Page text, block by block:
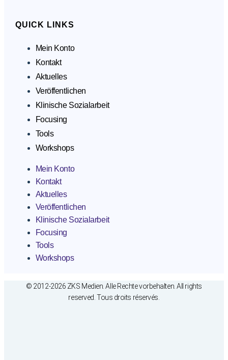
QUICK LINKS
Mein Konto
Kontakt
Aktuelles
Veröffentlichen
Klinische Sozialarbeit
Focusing
Tools
Workshops
Mein Konto
Kontakt
Aktuelles
Veröffentlichen
Klinische Sozialarbeit
Focusing
Tools
Workshops
© 2012-2026 ZKS Medien. Alle Rechte vorbehalten. All rights
reserved. Tous droits réservés.